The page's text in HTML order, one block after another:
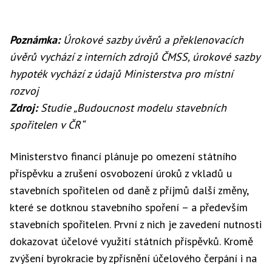
Poznámka: Úrokové sazby úvěrů a překlenovacích
úvěrů vychází z interních zdrojů ČMSS, úrokové sazby
hypoték vychází z údajů Ministerstva pro místní
rozvoj
Zdroj: Studie „Budoucnost modelu stavebních
spořitelen v ČR“
Ministerstvo financí plánuje po omezení státního
příspěvku a zrušení osvobození úroků z vkladů u
stavebních spořitelen od daně z příjmů další změny,
které se dotknou stavebního spoření – a především
stavebních spořitelen. První z nich je zavedení nutnosti
dokazovat účelové využití státních příspěvků. Kromě
zvýšení byrokracie by zpřísnění účelového čerpání i na